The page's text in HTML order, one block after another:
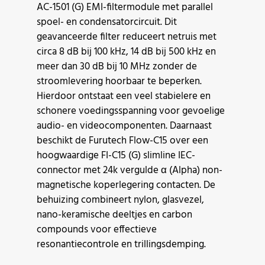
AC-1501 (G) EMI-filtermodule met parallel
spoel- en condensatorcircuit. Dit
geavanceerde filter reduceert netruis met
circa 8 dB bij 100 kHz, 14 dB bij 500 kHz en
meer dan 30 dB bij 10 MHz zonder de
stroomlevering hoorbaar te beperken.
Hierdoor ontstaat een veel stabielere en
schonere voedingsspanning voor gevoelige
audio- en videocomponenten. Daarnaast
beschikt de Furutech Flow-C15 over een
hoogwaardige FI-C15 (G) slimline IEC-
connector met 24k vergulde α (Alpha) non-
magnetische koperlegering contacten. De
behuizing combineert nylon, glasvezel,
nano-keramische deeltjes en carbon
compounds voor effectieve
resonantiecontrole en trillingsdemping.